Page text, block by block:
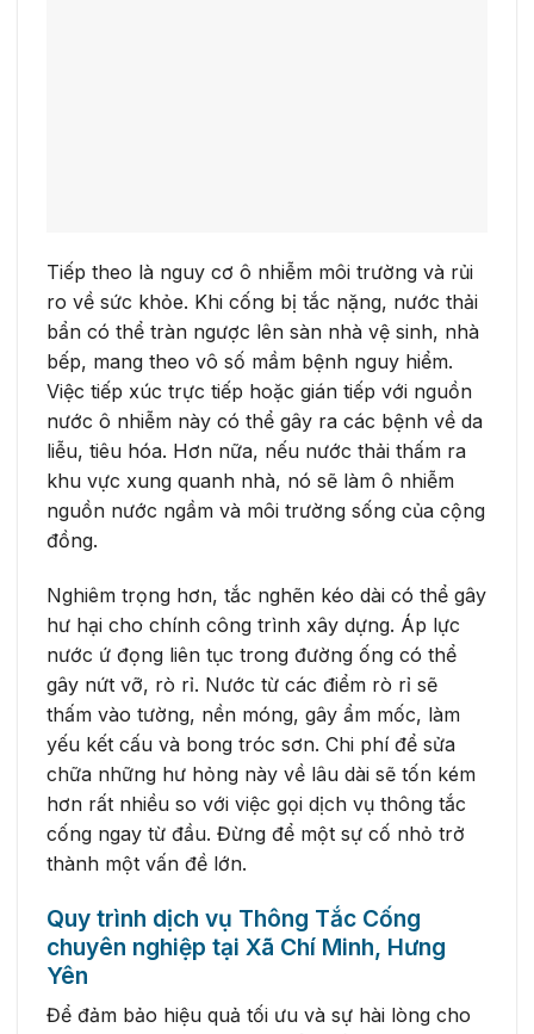
Tiếp theo là nguy cơ ô nhiễm môi trường và rủi
ro về sức khỏe. Khi cống bị tắc nặng, nước thải
bẩn có thể tràn ngược lên sàn nhà vệ sinh, nhà
bếp, mang theo vô số mầm bệnh nguy hiểm.
Việc tiếp xúc trực tiếp hoặc gián tiếp với nguồn
nước ô nhiễm này có thể gây ra các bệnh về da
liễu, tiêu hóa. Hơn nữa, nếu nước thải thấm ra
khu vực xung quanh nhà, nó sẽ làm ô nhiễm
nguồn nước ngầm và môi trường sống của cộng
đồng.
Nghiêm trọng hơn, tắc nghẽn kéo dài có thể gây
hư hại cho chính công trình xây dựng. Áp lực
nước ứ đọng liên tục trong đường ống có thể
gây nứt vỡ, rò rỉ. Nước từ các điểm rò rỉ sẽ
thấm vào tường, nền móng, gây ẩm mốc, làm
yếu kết cấu và bong tróc sơn. Chi phí để sửa
chữa những hư hỏng này về lâu dài sẽ tốn kém
hơn rất nhiều so với việc gọi dịch vụ thông tắc
cống ngay từ đầu. Đừng để một sự cố nhỏ trở
thành một vấn đề lớn.
Quy trình dịch vụ Thông Tắc Cống
chuyên nghiệp tại Xã Chí Minh, Hưng
Yên
Để đảm bảo hiệu quả tối ưu và sự hài lòng cho